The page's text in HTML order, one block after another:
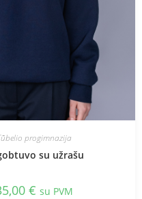
progimnazija
su užrašu
€ su PVM